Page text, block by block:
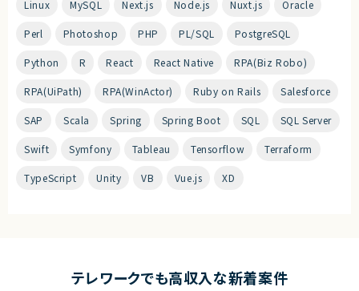
Linux MySQL Next.js Node.js Nuxt.js Oracle
Perl Photoshop PHP PL/SQL PostgreSQL
Python R React React Native RPA(Biz Robo)
RPA(UiPath) RPA(WinActor) Ruby on Rails Salesforce
SAP Scala Spring Spring Boot SQL SQL Server
Swift Symfony Tableau Tensorflow Terraform
TypeScript Unity VB Vue.js XD
テレワークでも高収入な新着案件